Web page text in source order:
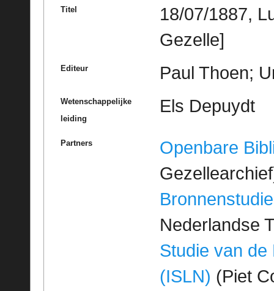
Titel
18/07/1887,
Gezelle]
Editeur Paul Thoen;
Wetenschappelijke
leiding
Els Depuydt
Partners
Openbare
Bronnenstudie
Nederlandse
Studie van de
(ISLN) (Piet